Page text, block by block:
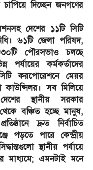
চাপিয়ে দিচ্ছেন জনগণের
দেশের ১১টি সিটি
৬১টি জেলা পরিষদ,
পৌরসভাও চলছে
পর্যায়ের কর্মকর্তাদের
করপোরেশনে মেয়র
সব মিলিয়ে
স্থানীয় সরকার
বঞ্চিত হচ্ছে মানুষ,
দ্রুত নির্বাচিত
পড়তে পারে কেন্দ্রীয়
স্থানীয় পর্যায়ে
মাধ্যমে; এমনটাই মনে